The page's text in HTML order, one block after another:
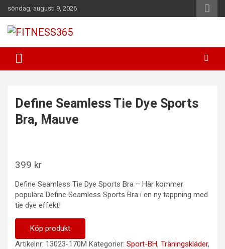
Hoppa
till
innehåll
söndag, augusti 9, 2026
FITNESS365
Define Seamless Tie Dye Sports
Bra, Mauve
399 kr
Define Seamless Tie Dye Sports Bra – Här kommer
populära Define Seamless Sports Bra i en ny tappning med
tie dye effekt!
Köp produkt
Artikelnr: 13023-170M Kategorier: Sport-BH, Träningskläder,